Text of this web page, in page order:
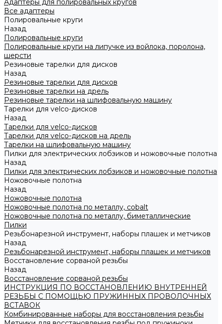
Адаптеры для полировальных кругов
Все адаптеры
Полировальные круги
Назад
Полировальные круги
Полировальные круги на липучке из войлока, поролона,
шерсти
Резиновые тарелки для дисков
Назад
Резиновые тарелки для дисков
Резиновые тарелки на дрель
Резиновые тарелки на шлифовальную машину
Тарелки для velco-дисков
Назад
Тарелки для velco-дисков
Тарелки для velco-дисков на дрель
Тарелки на шлифовальную машину
Пилки для электрических лобзиков и ножовочные полотна
Назад
Пилки для электрических лобзиков и ножовочные полотна
Ножовочные полотна
Назад
Ножовочные полотна
Ножовочные полотна по металлу, cobalt
Ножовочные полотна по металлу, биметаллические
Пилки
Резьбонарезной инструмент, наборы плашек и метчиков
Назад
Резьбонарезной инструмент, наборы плашек и метчиков
Восстановление сорваной резьбы
Назад
Восстановление сорваной резьбы
ИНСТРУКЦИЯ ПО ВОССТАНОВЛЕНИЮ ВНУТРЕННЕЙ
РЕЗЬБЫ С ПОМОЩЬЮ ПРУЖИННЫХ ПРОВОЛОЧНЫХ
ВСТАВОК
Комбинированные наборы для восстановления резьбы